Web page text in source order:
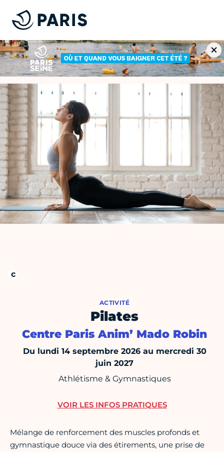
ACTIVITÉ
Pilates
Centre Paris Anim’ Mado Robin
Du lundi 14 septembre 2026 au mercredi 30
juin 2027
Athlétisme & Gymnastiques
Mélange de renforcement des muscles profonds et
gymnastique douce via des étirements, une prise de
VOIR LES INFOS PRATIQUES